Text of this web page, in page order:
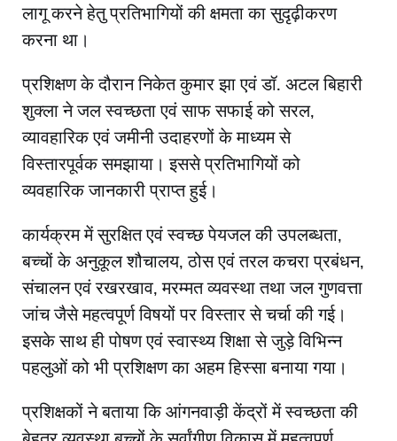
लागू करने हेतु प्रतिभागियों की क्षमता का सुदृढ़ीकरण
करना था।
प्रशिक्षण के दौरान निकेत कुमार झा एवं डॉ. अटल बिहारी
शुक्ला ने जल स्वच्छता एवं साफ सफाई को सरल,
व्यावहारिक एवं जमीनी उदाहरणों के माध्यम से
विस्तारपूर्वक समझाया। इससे प्रतिभागियों को
व्यवहारिक जानकारी प्राप्त हुई।
कार्यक्रम में सुरक्षित एवं स्वच्छ पेयजल की उपलब्धता,
बच्चों के अनुकूल शौचालय, ठोस एवं तरल कचरा प्रबंधन,
संचालन एवं रखरखाव, मरम्मत व्यवस्था तथा जल गुणवत्ता
जांच जैसे महत्वपूर्ण विषयों पर विस्तार से चर्चा की गई।
इसके साथ ही पोषण एवं स्वास्थ्य शिक्षा से जुड़े विभिन्न
पहलुओं को भी प्रशिक्षण का अहम हिस्सा बनाया गया।
प्रशिक्षकों ने बताया कि आंगनवाड़ी केंद्रों में स्वच्छता की